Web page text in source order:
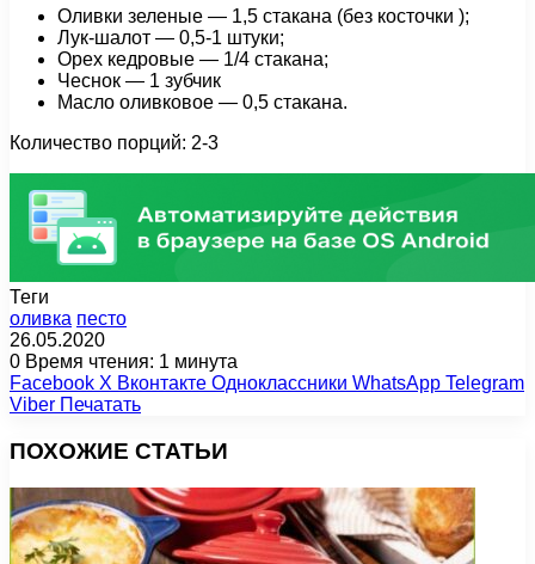
Оливки зеленые — 1,5 стакана (без косточки );
Лук-шалот — 0,5-1 штуки;
Орех кедровые — 1/4 стакана;
Чеснок — 1 зубчик
Масло оливковое — 0,5 стакана.
Количество порций: 2-3
Теги
оливка песто
26.05.2020
0 Время чтения: 1 минута
Facebook X Вконтакте Одноклассники WhatsApp Telegram
Viber Печатать
ПОХОЖИЕ СТАТЬИ